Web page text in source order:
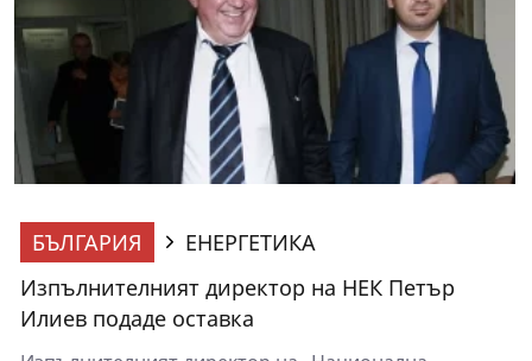
БЪЛГАРИЯ
ЕНЕРГЕТИКА
Изпълнителният директор на НЕК Петър
Илиев подаде оставка